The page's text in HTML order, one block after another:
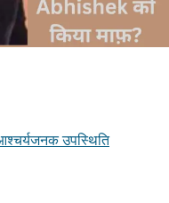
उपस्थिति